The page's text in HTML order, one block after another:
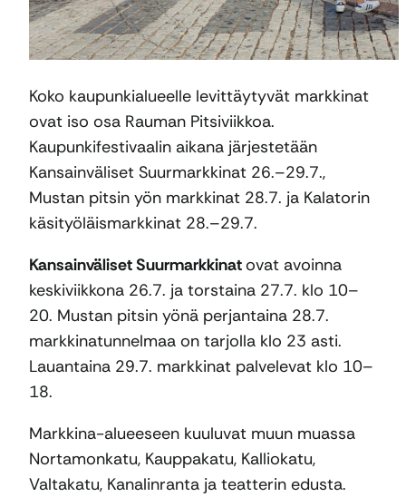
Koko kaupunkialueelle levittäytyvät markkinat
ovat iso osa Rauman Pitsiviikkoa.
Kaupunkifestivaalin aikana järjestetään
Kansainväliset Suurmarkkinat 26.–29.7.,
Mustan pitsin yön markkinat 28.7. ja Kalatorin
käsityöläismarkkinat 28.–29.7.
Kansainväliset Suurmarkkinatovat avoinna
keskiviikkona 26.7. ja torstaina 27.7. klo 10–
20. Mustan pitsin yönä perjantaina 28.7.
markkinatunnelmaa on tarjolla klo 23 asti.
Lauantaina 29.7. markkinat palvelevat klo 10–
18.
Markkina-alueeseen kuuluvat muun muassa
Nortamonkatu, Kauppakatu, Kalliokatu,
Valtakatu, Kanalinranta ja teatterin edusta.